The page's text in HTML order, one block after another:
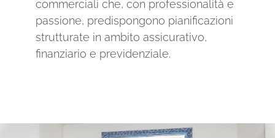
commerciali che, con professionalità e
passione, predispongono pianificazioni
strutturate in ambito assicurativo,
finanziario e previdenziale.